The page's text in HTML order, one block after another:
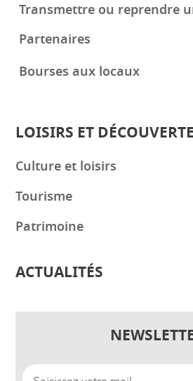
Transmettre ou reprendre
Partenaires
Bourses aux locaux
LOISIRS ET
Culture et loisirs
Tourisme
Patrimoine
ACTUALITÉS